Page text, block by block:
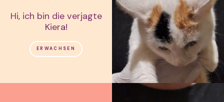
Hi, ich bin die verjagte
Kiera!
ERWACHSEN